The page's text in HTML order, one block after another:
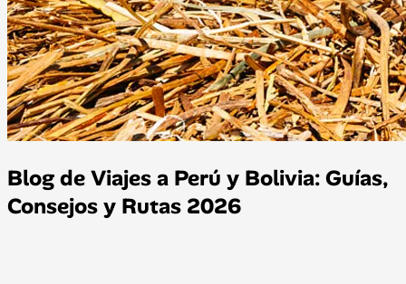
Blog de Viajes a Perú y Bolivia: Guías,
Consejos y Rutas 2026